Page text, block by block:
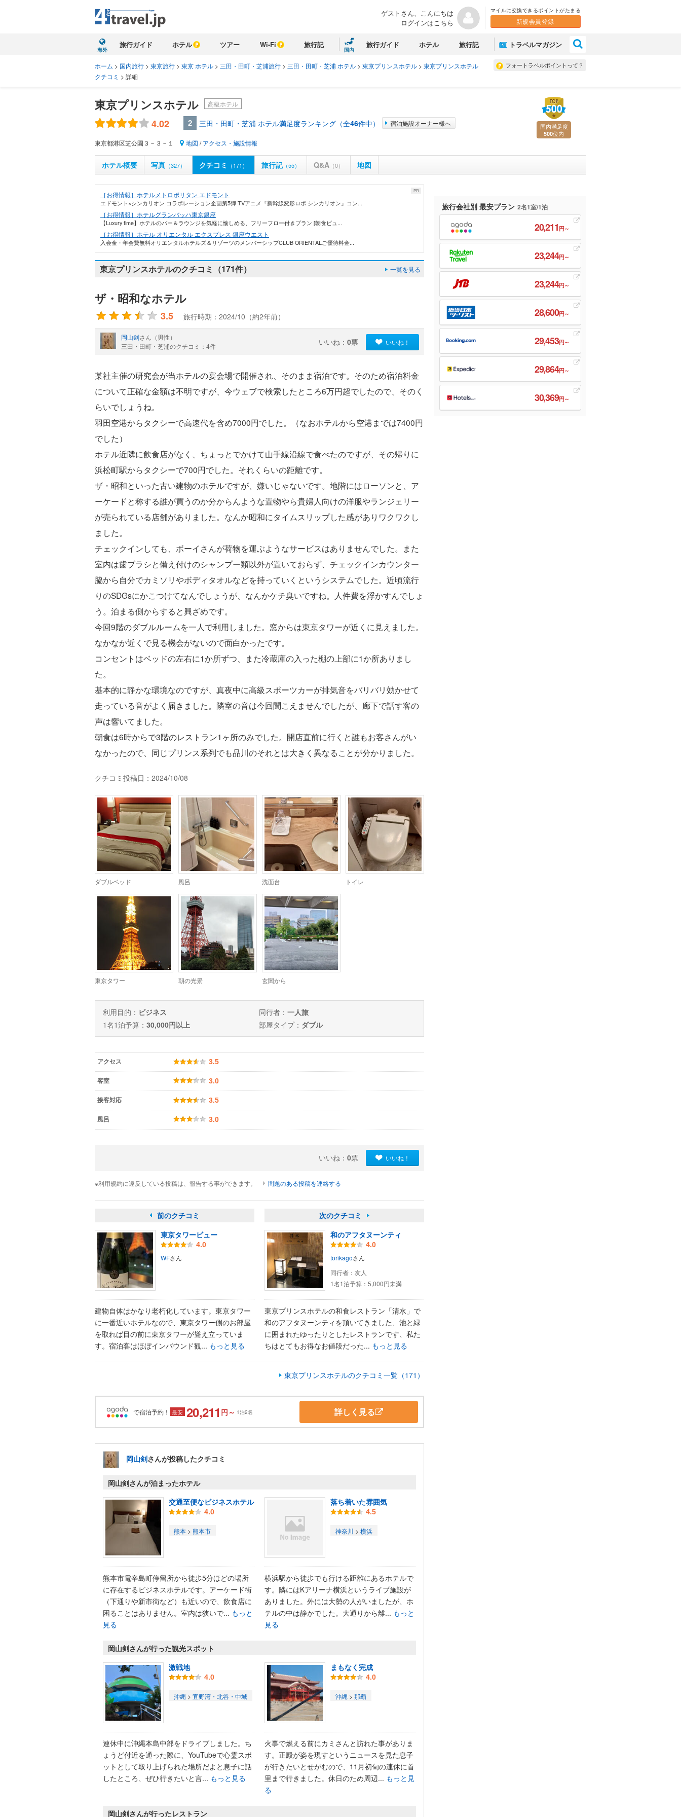
ゲストさん、こんにちは
ログインはこちら
マイルに交換できるポイントがたまる
新規会員登録
海外
旅行ガイド ホテル ツアー Wi-Fi 旅行記
国内
旅行ガイド ホテル 旅行記 トラベルマガジン
フォートラベルポイントって？
ホーム > 国内旅行 > 東京旅行 > 東京 ホテル > 三田・田町・芝浦旅行 > 三田・田町・芝浦 ホテル > 東京プリンスホテル > 東京プリンスホテル
クチコミ > 詳細
東京プリンスホテル 高級ホテル
4.02 2 三田・田町・芝浦 ホテル満足度ランキング（全46件中） 宿泊施設オーナー様へ
東京都港区芝公園３－３－１ 地図 /アクセス・施設情報
国内満足度
500位内
ホテル概要 写真 （327） クチコミ （171） 旅行記（55） Q&A （0） 地図
PR
［お得情報］ホテルメトロポリタン エドモント
エドモント×シンカリオン コラボレーション企画第5弾 TVアニメ『新幹線変形ロボ シンカリオン』コン...
［お得情報］ホテルグランバッハ東京銀座
【Luxury time】ホテルのバー＆ラウンジを気軽に愉しめる、フリーフロー付きプラン [朝食ビュ...
［お得情報］ホテル オリエンタル エクスプレス 銀座ウエスト
入会金・年会費無料オリエンタルホテルズ＆リゾーツのメンバーシップCLUB ORIENTALご優待料金...
東京プリンスホテルのクチコミ（171件） 一覧を見る
ザ・昭和なホテル
3.5 旅行時期：2024/10（約2年前）
岡山剣さん（男性）
三田・田町・芝浦のクチコミ：4件
いいね： 0票 いいね！
某社主催の研究会が当ホテルの宴会場で開催され、そのまま宿泊です。そのため宿泊料金
について正確な金額は不明ですが、今ウェブで検索したところ6万円超でしたので、そのく
らいでしょうね。
羽田空港からタクシーで高速代を含め7000円でした。（なおホテルから空港までは7400円
でした）
ホテル近隣に飲食店がなく、ちょっとでかけて山手線沿線で食べたのですが、その帰りに
浜松町駅からタクシーで700円でした。それくらいの距離です。
ザ・昭和といった古い建物のホテルですが、嫌いじゃないです。地階にはローソンと、ア
ーケードと称する誰が買うのか分からんような置物やら貴婦人向けの洋服やランジェリー
が売られている店舗がありました。なんか昭和にタイムスリップした感がありワクワクし
ました。
チェックインしても、ボーイさんが荷物を運ぶようなサービスはありませんでした。また
室内は歯ブラシと備え付けのシャンプー類以外が置いておらず、チェックインカウンター
脇から自分でカミソリやボディタオルなどを持っていくというシステムでした。近頃流行
りのSDGsにかこつけてなんでしょうが、なんかケチ臭いですね。人件費を浮かすんでしょ
う。泊まる側からすると興ざめです。
今回9階のダブルルームを一人で利用しました。窓からは東京タワーが近くに見えました。
なかなか近くで見る機会がないので面白かったです。
コンセントはベッドの左右に1か所ずつ、また冷蔵庫の入った棚の上部に1か所ありまし
た。
基本的に静かな環境なのですが、真夜中に高級スポーツカーが排気音をバリバリ効かせて
走っている音がよく届きました。隣室の音は今回聞こえませんでしたが、廊下で話す客の
声は響いてました。
朝食は6時からで3階のレストラン1ヶ所のみでした。開店直前に行くと誰もお客さんがい
なかったので、同じプリンス系列でも品川のそれとは大きく異なることが分かりました。
クチコミ投稿日：2024/10/08
ダブルベッド 風呂 洗面台 トイレ
東京タワー 朝の光景 玄関から
利用目的： ビジネス 同行者： 一人旅
1名1泊予算： 30,000円以上 部屋タイプ： ダブル
アクセス 3.5
客室 3.0
接客対応 3.5
風呂 3.0
いいね： 0票 いいね！
※利用規約に違反している投稿は、報告する事ができます。 問題のある投稿を連絡する
前のクチコミ
東京タワービュー
4.0
WFさん
建物自体はかなり老朽化しています。東京タワー
に一番近いホテルなので、東京タワー側のお部屋
を取れば目の前に東京タワーが聳え立っていま
す。宿泊客はほぼインバウンド観... もっと見る
次のクチコミ
和のアフタヌーンティ
4.0
torikagoさん
同行者： 友人
1名1泊予算： 5,000円未満
東京プリンスホテルの和食レストラン「清水」で
和のアフタヌーンティを頂いてきました、池と緑
に囲まれたゆったりとしたレストランです、私た
ちはとてもお得なお値段だった... もっと見る
東京プリンスホテルのクチコミ一覧（171）
で宿泊予約！ 最安 20,211 円～ 1泊2名 詳しく見る
岡山剣さんが投稿したクチコミ
岡山剣さんが泊まったホテル
交通至便なビジネスホテル
4.0
熊本 > 熊本市
熊本市電辛島町停留所から徒歩5分ほどの場所
に存在するビジネスホテルです。アーケード街
（下通りや新市街など）も近いので、飲食店に
困ることはありません。室内は狭いで... もっと
見る
落ち着いた雰囲気
4.5
神奈川 > 横浜
横浜駅から徒歩でも行ける距離にあるホテルで
す。隣にはKアリーナ横浜というライブ施設が
ありました。外には大勢の人がいましたが、ホ
テルの中は静かでした。大通りから離... もっと
見る
岡山剣さんが行った観光スポット
激戦地
4.0
沖縄 > 宜野湾・北谷・中城
連休中に沖縄本島中部をドライブしました。ち
ょうど付近を通った際に、YouTubeで心霊スポ
ットとして取り上げられた場所だよと息子に話
したところ、ぜひ行きたいと言... もっと見る
まもなく完成
4.0
沖縄 > 那覇
火事で燃える前にカミさんと訪れた事がありま
す。正殿が姿を現すというニュースを見た息子
が行きたいとせがむので、11月初旬の連休に首
里まで行きました。休日のため周辺... もっと見
る
岡山剣さんが行ったレストラン
旅行会社別 最安プラン 2名1室/1泊
20,211 円～
23,244円～
23,244円～
28,600円～
29,453円～
29,864円～
30,369円～